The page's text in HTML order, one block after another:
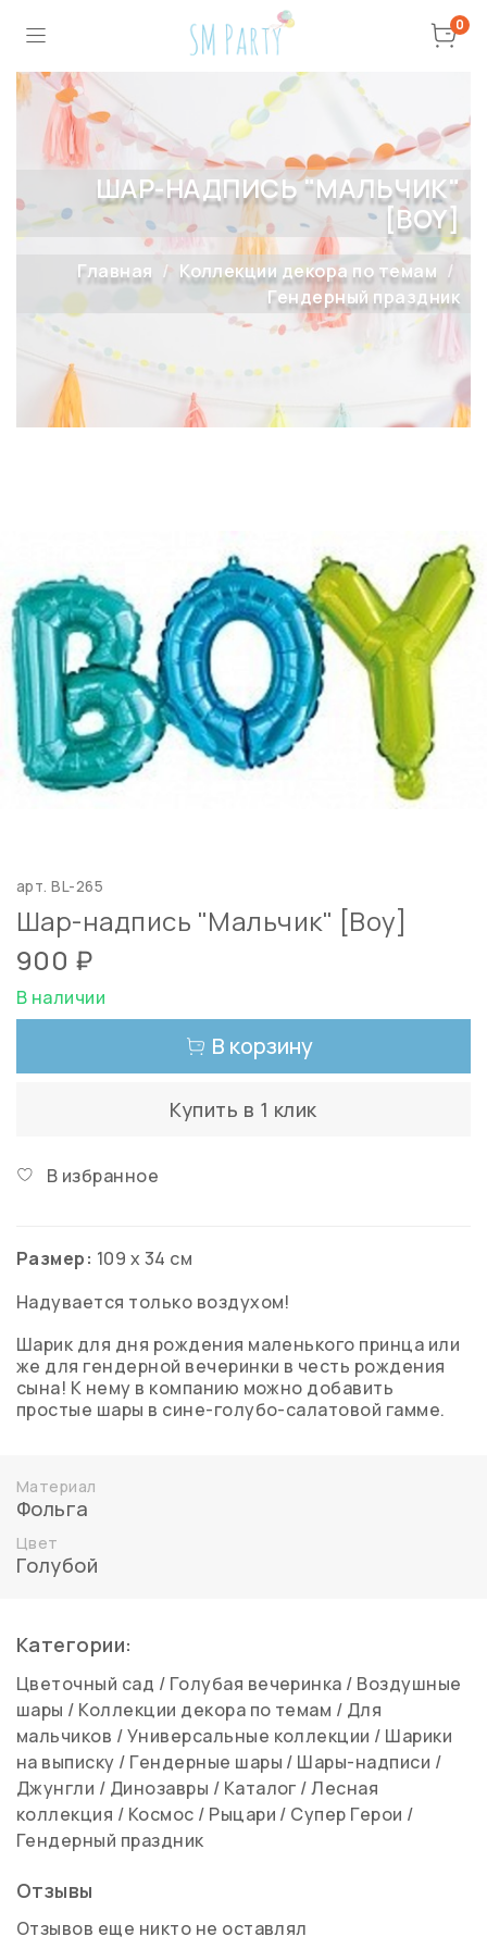
0
ШАР-НАДПИСЬ "МАЛЬЧИК"
[BOY]
Главная
Коллекции декора по темам
Гендерный праздник
арт.BL-265
Шар-надпись "Мальчик" [Boy]
900 ₽
В наличии
В корзину
Купить в 1 клик
В избранное
Размер: 109 х 34 см
Надувается только воздухом!
Шарик для дня рождения маленького принца или
же для гендерной вечеринки в честь рождения
сына! К нему в компанию можно добавить
простые шары в сине-голубо-салатовой гамме.
Материал
Фольга
Цвет
Голубой
Категории:
Цветочный сад / Голубая вечеринка / Воздушные
шары / Коллекции декора по темам / Для
мальчиков /Универсальные коллекции / Шарики
на выписку / Гендерные шары / Шары-надписи /
Джунгли / Динозавры / Каталог /Лесная
коллекция / Космос / Рыцари / Супер Герои /
Гендерный праздник
Отзывы
Отзывов еще никто не оставлял